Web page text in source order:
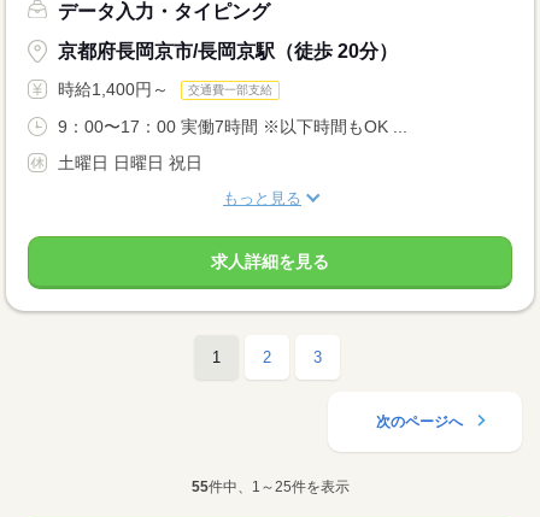
データ入力・タイピング
京都府長岡京市/長岡京駅（徒歩 20分）
時給1,400円～ 交通費一部支給
9：00〜17：00 実働7時間 ※以下時間もOK ...
土曜日 日曜日 祝日
もっと見る
求人詳細を見る
1 2 3
次のページへ
55件中、1～25件を表示